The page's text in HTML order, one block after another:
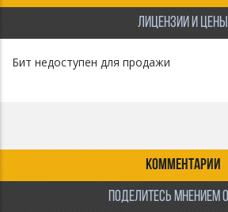
ЛИЦЕНЗИИ И ЦЕНЫ
Бит недоступен для продажи
КОММЕНТАРИИ
ПОДЕЛИТЕСЬ МНЕНИЕМ